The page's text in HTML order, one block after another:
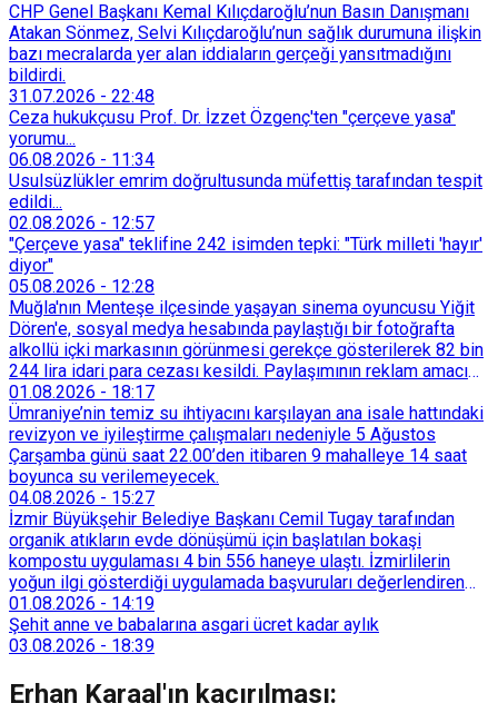
CHP Genel Başkanı Kemal Kılıçdaroğlu’nun Basın Danışmanı
Atakan Sönmez, Selvi Kılıçdaroğlu’nun sağlık durumuna ilişkin
bazı mecralarda yer alan iddiaların gerçeği yansıtmadığını
bildirdi.
31.07.2026 - 22:48
Ceza hukukçusu Prof. Dr. İzzet Özgenç'ten "çerçeve yasa"
yorumu...
06.08.2026 - 11:34
Usulsüzlükler emrim doğrultusunda müfettiş tarafından tespit
edildi...
02.08.2026 - 12:57
"Çerçeve yasa" teklifine 242 isimden tepki: "Türk milleti 'hayır'
diyor"
05.08.2026 - 12:28
Muğla'nın Menteşe ilçesinde yaşayan sinema oyuncusu Yiğit
Dören'e, sosyal medya hesabında paylaştığı bir fotoğrafta
alkollü içki markasının görünmesi gerekçe gösterilerek 82 bin
244 lira idari para cezası kesildi. Paylaşımının reklam amacı
taşımadığını savunan Dören, cezanın iptali için yargıya
başvurdu.
01.08.2026 - 18:17
Ümraniye’nin temiz su ihtiyacını karşılayan ana isale hattındaki
revizyon ve iyileştirme çalışmaları nedeniyle 5 Ağustos
Çarşamba günü saat 22.00’den itibaren 9 mahalleye 14 saat
boyunca su verilemeyecek.
04.08.2026 - 15:27
İzmir Büyükşehir Belediye Başkanı Cemil Tugay tarafından
organik atıkların evde dönüşümü için başlatılan bokaşi
kompostu uygulaması 4 bin 556 haneye ulaştı. İzmirlilerin
yoğun ilgi gösterdiği uygulamada başvuruları değerlendiren
Tarımsal Hizmetler Dairesi Başkanlığı, farklı ilçelerde toplam
128 bokaşi kompost eğitimi düzenleyerek İzmirlileri
sürdürülebilir atık yönetimi sistemine dahil etti.
01.08.2026 - 14:19
Şehit anne ve babalarına asgari ücret kadar aylık
03.08.2026 - 18:39
Erhan Karaal'ın kaçırılması: